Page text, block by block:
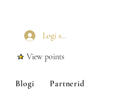
Logi sisse
View points
Blogi Partnerid